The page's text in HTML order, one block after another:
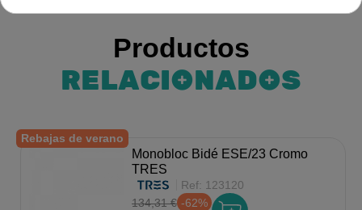
Productos
RELACIONADOS
Rebajas de verano
Monobloc Bidé ESE/23 Cromo
TRES
Ref: 123120
134,31 € -62%